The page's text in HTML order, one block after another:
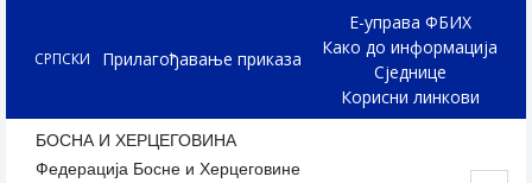
СРПСКИ Прилагођавање приказа
Е-управа ФБИХ
Како до информација
Сједнице
Корисни линкови
БОСНА И ХЕРЦЕГОВИНА
Федерација Босне и Херцеговине